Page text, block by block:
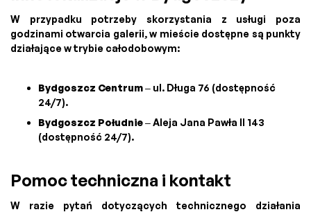
W przypadku potrzeby skorzystania z usługi poza
godzinami otwarcia galerii, w mieście dostępne są punkty
działające w trybie całodobowym:
Bydgoszcz Centrum– ul. Długa 76 (dostępność
24/7).
Bydgoszcz Południe– Aleja Jana Pawła II 143
(dostępność 24/7).
Pomoc techniczna i kontakt
W razie pytań dotyczących technicznego działania